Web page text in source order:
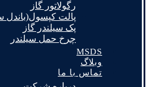
رگولاتور گاز
پالت کپسول(باندل
پک سیلندر گاز
چرخ حمل سیلندر
MSDS
وبلاگ
تماس با ما